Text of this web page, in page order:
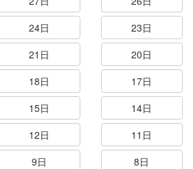
24日
23日
21日
20日
18日
17日
15日
14日
12日
11日
9日
8日